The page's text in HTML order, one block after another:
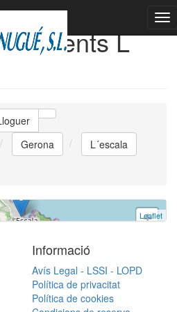
L
Gerona
L´escala
de L´Escala
| Ref. Puig
+
Leaflet
Informació
Avís Legal - LSSI - LOPD
Política de privacitat
Política de cookies